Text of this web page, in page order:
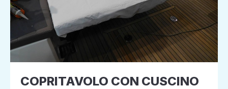
COPRITAVOLO CON CUSCINO